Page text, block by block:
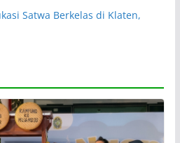
Satwa Berkelas di Klaten,